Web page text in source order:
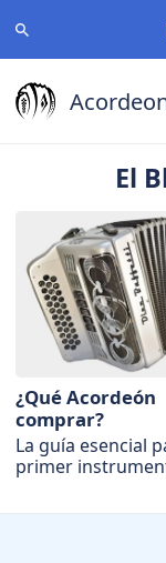
El
¿Qué Acordeón
comprar?
La guía esencial
primer